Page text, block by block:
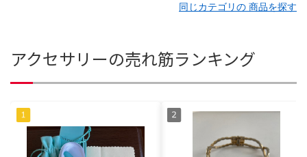
同じカテゴリの 商品を探す
アクセサリーの売れ筋ランキング